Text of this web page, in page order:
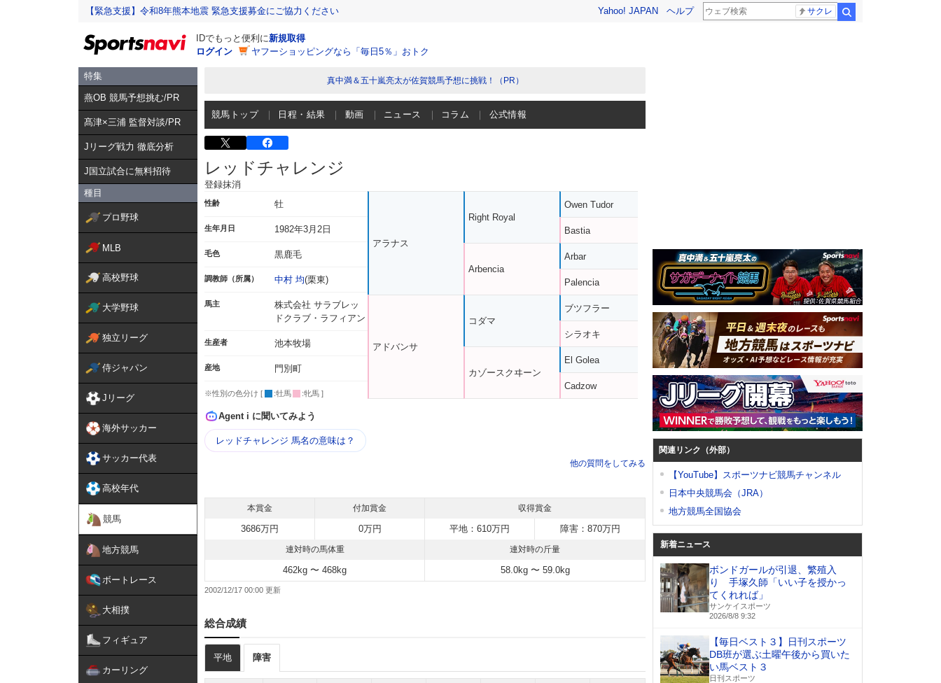
【緊急支援】令和8年熊本地震 緊急支援募金にご協力ください Yahoo! JAPAN ヘルプ サクレ
IDでもっと便利に新規取得
ログイン
ヤフーショッピングなら「毎日5％」おトク
特集
燕OB 競馬予想挑む/PR
髙津×三浦 監督対談/PR
Jリーグ戦力 徹底分析
J国立試合に無料招待
種目
プロ野球
MLB
高校野球
大学野球
独立リーグ
侍ジャパン
Jリーグ
海外サッカー
サッカー代表
高校年代
競馬
地方競馬
ボートレース
大相撲
フィギュア
カーリング
真中満＆五十嵐亮太が佐賀競馬予想に挑戦！（PR）
競馬トップ 日程・結果 動画 ニュース コラム 公式情報
レッドチャレンジ
登録抹消
性齢 牡
生年月日 1982年3月2日
毛色 黒鹿毛
調教師（所属） 中村 均(栗東)
馬主
株式会社 サラブレッ
ドクラブ・ラフィアン
生産者 池本牧場
産地 門別町
※性別の色分け [ :牡馬 :牝馬 ]
アラナス
アドバンサ
Right Royal
Arbencia
コダマ
カゾースクヰーン
Owen Tudor
Bastia
Arbar
Palencia
ブツフラー
シラオキ
El Golea
Cadzow
Agent i に聞いてみよう
レッドチャレンジ 馬名の意味は？
他の質問をしてみる
本賞金 付加賞金 収得賞金
3686万円 0万円 平地：610万円 障害：870万円
連対時の馬体重 連対時の斤量
462kg 〜 468kg 58.0kg 〜 59.0kg
2002/12/17 00:00
総合成績
平地 障害
関連リンク（外部）
【YouTube】スポーツナビ競馬チャンネル
日本中央競馬会（JRA）
地方競馬全国協会
新着ニュース
ボンドガールが引退、繁殖入
り 手塚久師「いい子を授かっ
てくれれば」
サンケイスポーツ
2026/8/8 9:32
【毎日ベスト３】日刊スポーツ
DB班が選ぶ土曜午後から買いた
い馬ベスト３
日刊スポーツ